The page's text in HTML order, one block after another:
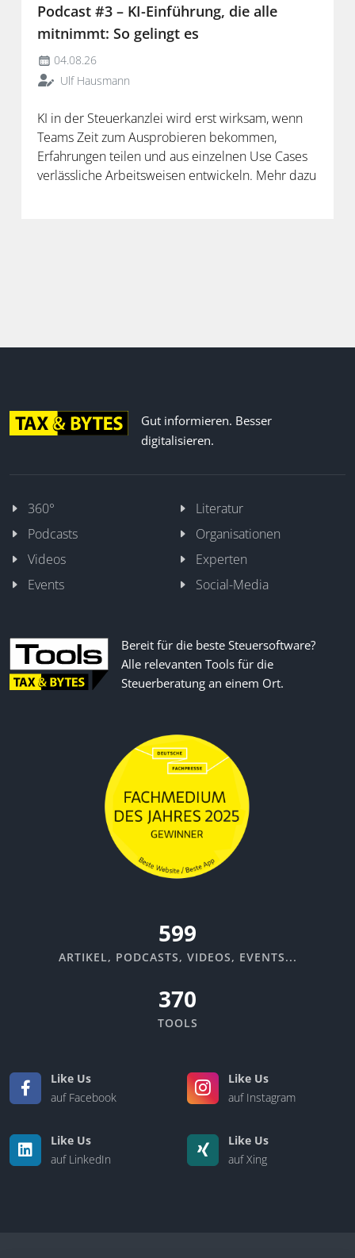
Podcast #3 – KI-Einführung, die alle
mitnimmt: So gelingt es
04.08.26
Ulf Hausmann
KI in der Steuerkanzlei wird erst wirksam, wenn
Teams Zeit zum Ausprobieren bekommen,
Erfahrungen teilen und aus einzelnen Use Cases
verlässliche Arbeitsweisen entwickeln. Mehr dazu
Gut informieren. Besser
digitalisieren.
360°
Literatur
Podcasts
Organisationen
Videos
Experten
Events
Social-Media
Bereit für die beste Steuersoftware?
Alle relevanten Tools für die
Steuerberatung an einem Ort.
670
ARTIKEL, PODCASTS, VIDEOS, EVENTS...
370
TOOLS
Like Us
auf Facebook
Like Us
auf Instagram
Like Us
auf LinkedIn
Like Us
auf Xing